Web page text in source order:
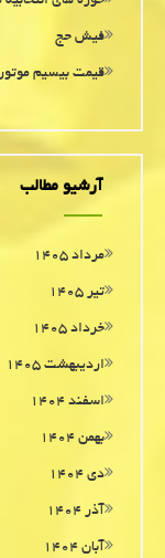
فیش حج
قیمت بیسیم
آرشیو مطالب
مرداد ۱۴۰۵
تیر ۱۴۰۵
خرداد ۱۴۰۵
اردیبهشت ۱۴۰۵
اسفند ۱۴۰۴
بهمن ۱۴۰۴
دی ۱۴۰۴
آذر ۱۴۰۴
آبان ۱۴۰۴